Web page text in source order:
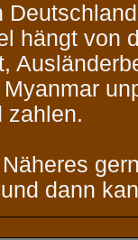
hängt von
zahlen.
dann